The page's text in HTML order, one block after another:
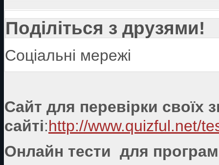
Поділіться з друзями!
Соціальні мережі
Сайт для перевірки своїх
сайті:http://www.quizful.net/
Онлайн тести для